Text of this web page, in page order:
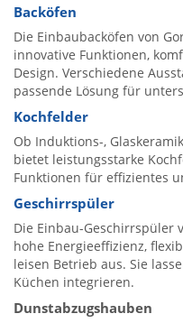
Backöfen
Die Einbaubacköfen von
innovative Funktionen,
Design. Verschiedene
passende Lösung für
Kochfelder
Ob Induktions-,
bietet leistungsstarke
Funktionen für effizientes
Geschirrspüler
Die Einbau-Geschirrspüler
hohe Energieeffizienz,
leisen Betrieb aus. Sie
Küchen integrieren.
Dunstabzugshauben